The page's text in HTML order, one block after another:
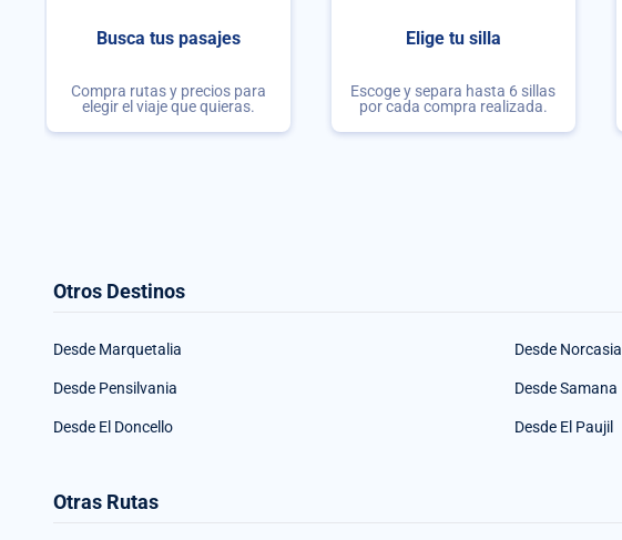
Busca tus pasajes
Compra rutas y precios para
elegir el viaje que quieras.
Elige tu silla
Escoge y separa hasta 6 sillas
por cada compra realizada.
Otros Destinos
Desde Marquetalia Desde Norcasia
Desde Pensilvania Desde Samana
Desde El Doncello Desde El Paujil
Otras Rutas